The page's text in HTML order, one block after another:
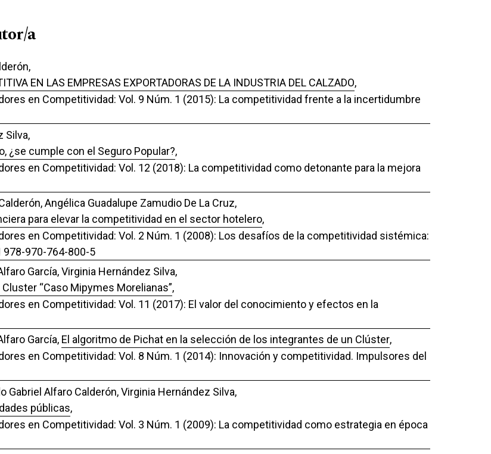
a
EN LAS EMPRESAS EXPORTADORAS DE LA INDUSTRIA DEL CALZADO,
en Competitividad: Vol. 9 Núm. 1 (2015): La competitividad frente a la incertidumbre
Silva,
¿se cumple con el Seguro Popular?,
en Competitividad: Vol. 12 (2018): La competitividad como detonante para la mejora
Angélica Guadalupe Zamudio De La Cruz,
para elevar la competitividad en el sector hotelero,
en Competitividad: Vol. 2 Núm. 1 (2008): Los desafíos de la competitividad sistémica:
978-970-764-800-5
García, Virginia Hernández Silva,
“Caso Mipymes Morelianas”,
en Competitividad: Vol. 11 (2017): El valor del conocimiento y efectos en la
García, El algoritmo de Pichat en la selección de los integrantes de un Clúster,
en Competitividad: Vol. 8 Núm. 1 (2014): Innovación y competitividad. Impulsores del
Gabriel Alfaro Calderón, Virginia Hernández Silva,
públicas,
en Competitividad: Vol. 3 Núm. 1 (2009): La competitividad como estrategia en época